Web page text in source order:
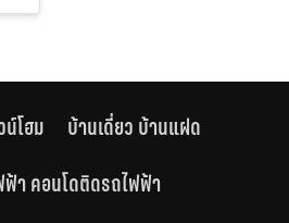
น์โฮม
บ้านเดี่ยว บ้านแฝด
ฟ้า คอนโดติดรถไฟฟ้า